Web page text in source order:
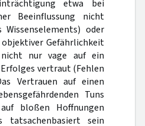
etwa bei
Beeinflussung nicht
oder
Gefährlichkeit
nur vage auf ein
vertraut (Fehlen
Vertrauen auf einen
Tuns
bloßen Hoffnungen
tatsachenbasiert sein